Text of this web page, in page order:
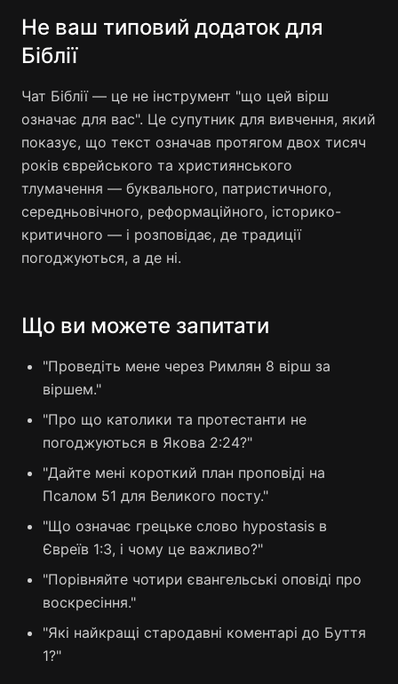
Не ваш типовий додаток для
Біблії
Чат Біблії — це не інструмент "що цей вірш
означає для вас". Це супутник для вивчення, який
показує, що текст означав протягом двох тисяч
років єврейського та християнського
тлумачення — буквального, патристичного,
середньовічного, реформаційного, історико-
критичного — і розповідає, де традиції
погоджуються, а де ні.
Що ви можете запитати
"Проведіть мене через Римлян 8 вірш за
віршем."
"Про що католики та протестанти не
погоджуються в Якова 2:24?"
"Дайте мені короткий план проповіді на
Псалом 51 для Великого посту."
"Що означає грецьке слово hypostasis в
Євреїв 1:3, і чому це важливо?"
"Порівняйте чотири євангельські оповіді про
воскресіння."
"Які найкращі стародавні коментарі до Буття
1?"